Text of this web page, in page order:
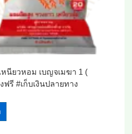
นียวหอม เบญจเมฆา 1 (
ฟรี #เก็บเงินปลายทาง